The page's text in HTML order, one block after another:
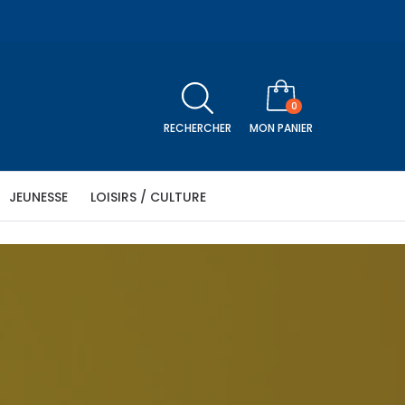
RECHERCHER
0
MON PANIER
JEUNESSE LOISIRS / CULTURE